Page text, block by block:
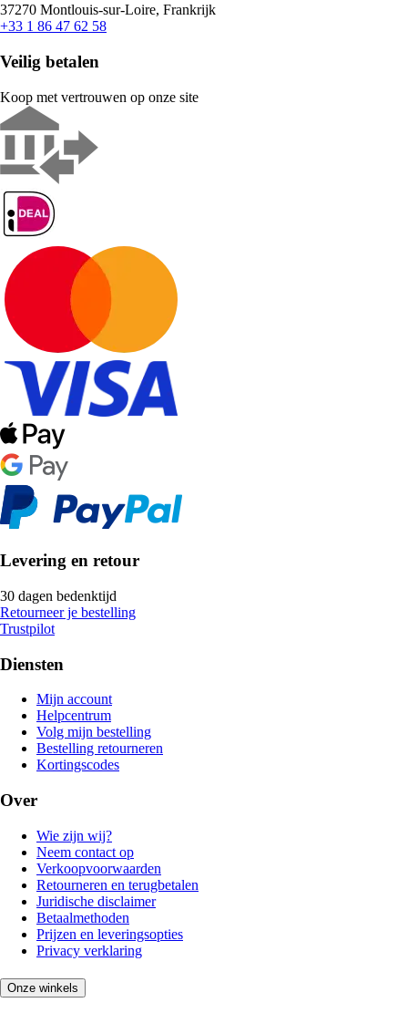
37270 Montlouis-sur-Loire, Frankrijk
+33 1 86 47 62 58
Veilig betalen
Koop met vertrouwen op onze site
Levering en retour
30 dagen bedenktijd
Retourneer je bestelling
Trustpilot
Diensten
Mijn account
Helpcentrum
Volg mijn bestelling
Bestelling retourneren
Kortingscodes
Over
Wie zijn wij?
Neem contact op
Verkoopvoorwaarden
Retourneren en terugbetalen
Juridische disclaimer
Betaalmethoden
Prijzen en leveringsopties
Privacy verklaring
Onze winkels